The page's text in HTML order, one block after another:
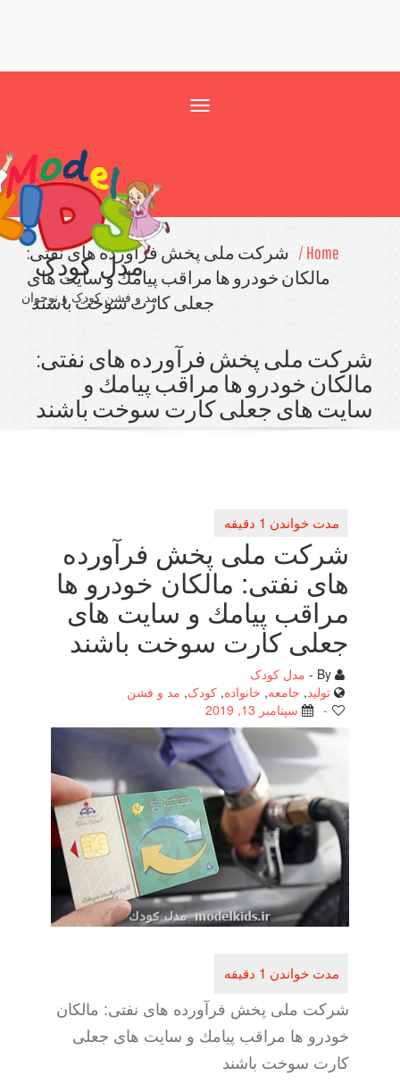
مدل کودک
مد و فشن کودک و نوجوان
شركت ملی پخش فرآورده های نفتی:
مالكان خودرو ها مراقب پیامك و سایت های
جعلی كارت سوخت باشند
ملی پخش فرآورده های نفتی:
خودرو ها مراقب پیامك و
های جعلی كارت سوخت باشند
شركت ملی پخش فرآورده
های نفتی: مالكان خودرو ها
مراقب پیامك و سایت های
جعلی كارت سوخت باشند
مدل کودک
جامعه,خانواده, کودک,مد و فشن
سپتامبر 13, 2019
شركت ملی پخش فرآورده های نفتی: مالكان
خودرو ها مراقب پیامك و سایت های جعلی
كارت سوخت باشند